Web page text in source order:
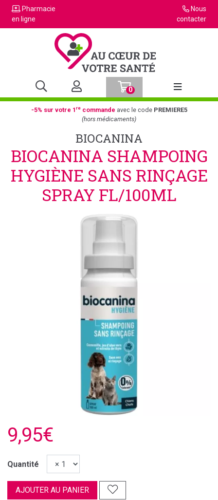
Pharmacie
en ligne
Nous
contacter
0
Afficher la
-5% sur votre 1recommande avec le code PREMIERE5
(hors médicaments)
BIOCANINA
BIOCANINA SHAMPOING
HYGIÈNE SANS RINÇAGE
SPRAY FL/100ML
9,95€
Quantité
AJOUTER AU PANIER